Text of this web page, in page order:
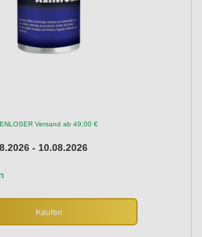
Versand ab 49,00 €
- 10.08.2026
Kaufen